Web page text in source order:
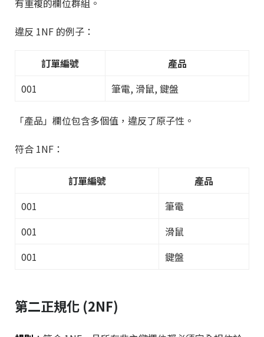
有重複的欄位群組。
違反 1NF 的例子：
訂單編號
產品
001
筆電, 滑鼠, 鍵盤
「產品」欄位包含多個值，違反了原子性。
符合 1NF：
訂單編號
產品
001
筆電
001
滑鼠
001
鍵盤
第二正規化 (2NF)